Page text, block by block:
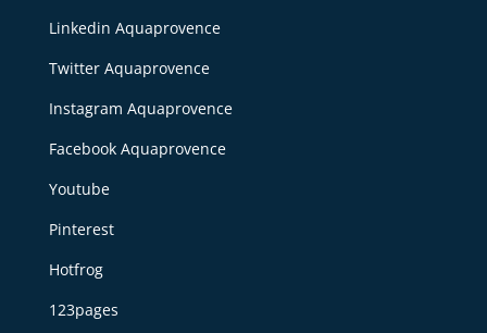
Linkedin Aquaprovence
Twitter Aquaprovence
Instagram Aquaprovence
Facebook Aquaprovence
Youtube
Pinterest
Hotfrog
123pages